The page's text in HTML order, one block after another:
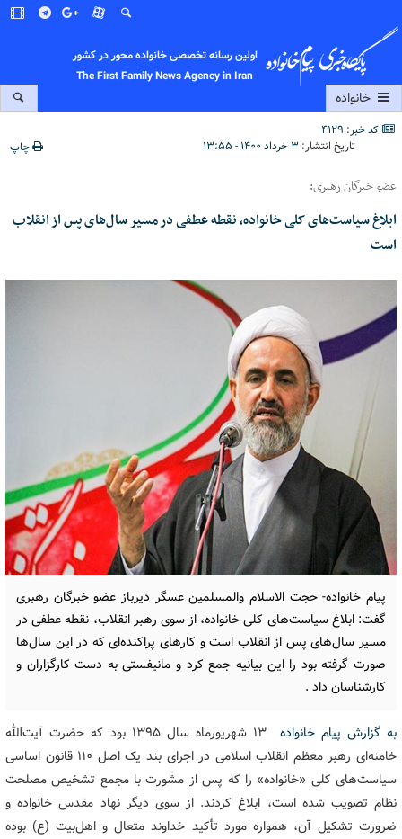
اولین رسانه تخصصی خانواده محور در کشور
The First Family News Agency in Iran
خانواده
کد خبر: 4129
تاریخ انتشار:۳ خرداد ۱۴۰۰ - ۱۳:۵۵ چاپ
عضو خبرگان رهبری:
ابلاغ سیاست‌های کلی خانواده، نقطه عطفی در مسیر سال‌های پس از انقلاب
است
پیام خانواده- حجت الاسلام والمسلمین عسگر دیرباز عضو خبرگان رهبری
گفت: ابلاغ سیاست‌های کلی خانواده، از سوی رهبر انقلاب، نقطه عطفی در
مسیر سال‌های پس از انقلاب است و کارهای پراکنده‌ای که در این سال‌ها
صورت گرفته بود را این بیانیه جمع کرد و مانیفستی به دست کارگزاران و
کارشناسان داد .
به گزارش پیام خانواده
۱۳ شهریورماه سال ۱۳۹۵ بود که حضرت آیت‌الله
خامنه‌ای رهبر معظم انقلاب اسلامی در اجرای بند یک اصل ۱۱۰ قانون اساسی
سیاست‌های کلی «خانواده» را که پس از مشورت با مجمع تشخیص مصلحت
نظام تصویب شده است، ابلاغ کردند. از سوی دیگر نهاد مقدس خانواده و
ضرورت تشکیل آن، همواره مورد تأکید خداوند متعال و اهل‌بیت (ع) بوده